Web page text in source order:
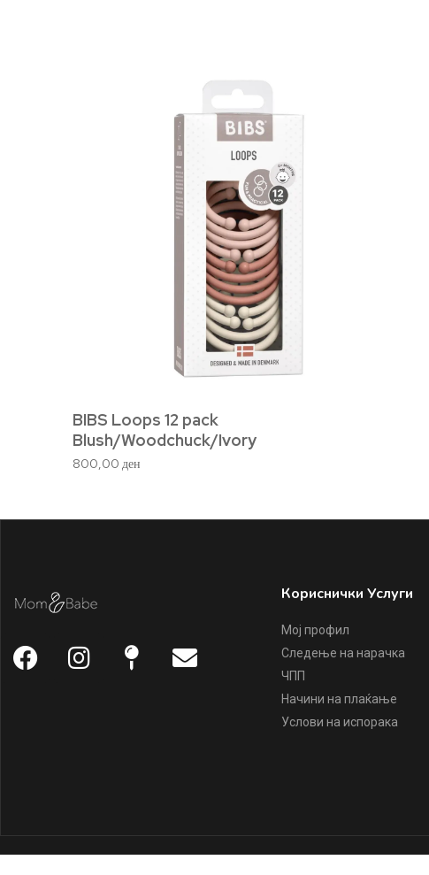
BIBS Loops 12 pack
Blush/Woodchuck/Ivory
800,00ден
Кориснички Услуги
Мој профил
Следење на нарачка
ЧПП
Начини на плаќање
Услови на испорака